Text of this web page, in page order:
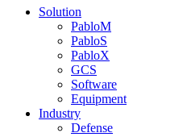
Solution
PabloM
PabloS
PabloX
GCS
Software
Equipment
Industry
Defense